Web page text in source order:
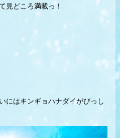
見どころ満載っ！
にはキンギョハナダイがびっし